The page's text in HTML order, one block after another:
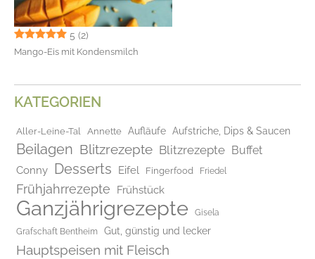
5 (2)
Mango-Eis mit Kondensmilch
KATEGORIEN
Aller-Leine-Tal Annette Aufläufe Aufstriche, Dips & Saucen
Beilagen Blitzrezepte Blitzrezepte Buffet
Conny Desserts Eifel Fingerfood Friedel
Frühjahrrezepte Frühstück
Ganzjährigrezepte
Gisela
Grafschaft Bentheim
Gut, günstig und lecker
Hauptspeisen mit Fleisch